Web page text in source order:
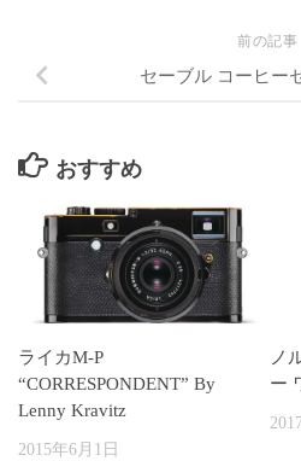
前の記事
セーブル コーヒー
おすすめ
ライカM-P
“CORRESPONDENT” By
Lenny Kravitz
2015年6月1日
ノ
ー